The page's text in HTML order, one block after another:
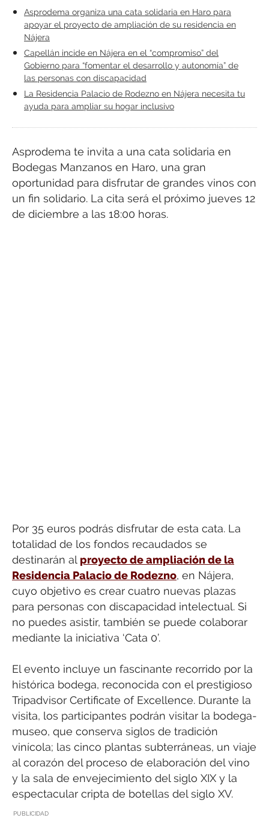
Asprodema organiza una cata solidaria en Haro para
apoyar el proyecto de ampliación de su residencia en
Nájera
Capellán incide en Nájera en el “compromiso” del
Gobierno para “fomentar el desarrollo y autonomía” de
las personas con discapacidad
La Residencia Palacio de Rodezno en Nájera necesita tu
ayuda para ampliar su hogar inclusivo
Asprodema te invita a una cata solidaria en
Bodegas Manzanos en Haro, una gran
oportunidad para disfrutar de grandes vinos con
un fin solidario. La cita será el próximo jueves 12
de diciembre a las 18:00 horas.
Por 35 euros podrás disfrutar de esta cata. La
totalidad de los fondos recaudados se
destinarán al proyecto de ampliación de la
Residencia Palacio de Rodezno, en Nájera,
cuyo objetivo es crear cuatro nuevas plazas
para personas con discapacidad intelectual. Si
no puedes asistir, también se puede colaborar
mediante la iniciativa ‘Cata 0’.
El evento incluye un fascinante recorrido por la
histórica bodega, reconocida con el prestigioso
Tripadvisor Certificate of Excellence. Durante la
visita, los participantes podrán visitar la bodega-
museo, que conserva siglos de tradición
vinícola; las cinco plantas subterráneas, un viaje
al corazón del proceso de elaboración del vino
y la sala de envejecimiento del siglo XIX y la
espectacular cripta de botellas del siglo XV.
PUBLICIDAD